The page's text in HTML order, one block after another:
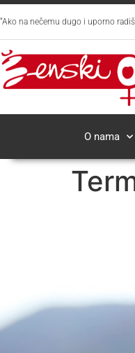
“Ako na nečemu dugo i uporno
O nama